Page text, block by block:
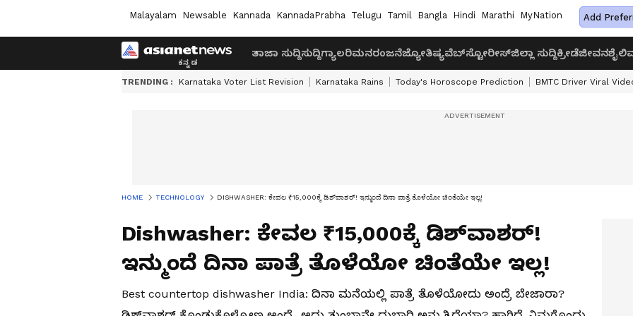
Malayalam Newsable Kannada KannadaPrabha Telugu Tamil Bangla Hindi Marathi MyNation Add
ತಾಜಾ ಸುದ್ದಿಸುದ್ದಿಗ್ಯಾಲರಿಮನರಂಜನೆಜ್ಯೋತಿಷ್ಯವೆಬ್‌ಸ್ಟೋರೀಸ್ಜಿಲ್ಲಾ ಸುದ್ದಿಕ್ರೀಡೆಜೀವನಶೈಲಿ
TRENDING : Karnataka Voter List Revision Karnataka Rains Today's Horoscope Prediction BMTC Driver Viral
HOME TECHNOLOGY DISHWASHER: ಕೇವಲ ₹15,000ಕ್ಕೆ ಡಿಶ್‌ವಾಶರ್! ಇನ್ಮುಂದೆ ದಿನಾ ಪಾತ್ರೆ ತೊಳೆಯೋ ಚಿಂತೆಯೇ ಇಲ್ಲ!
Dishwasher: ಕೇವಲ ₹15,000ಕ್ಕೆ ಡಿಶ್‌ವಾಶರ್!
ಇನ್ಮುಂದೆ ದಿನಾ ಪಾತ್ರೆ ತೊಳೆಯೋ ಚಿಂತೆಯೇ ಇಲ್ಲ!
Best countertop dishwasher India: ದಿನಾ ಮನೆಯಲ್ಲಿ ಪಾತ್ರೆ ತೊಳೆಯೋದು ಅಂದ್ರೆ ಬೇಜಾರಾ?